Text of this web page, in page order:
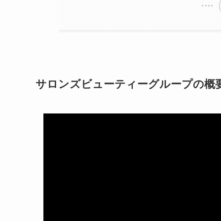
サロンズビューティーグループの概